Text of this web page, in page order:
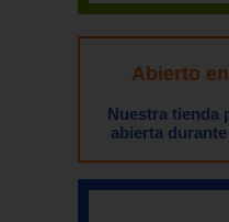
Abierto
Nuestra tienda
abierta